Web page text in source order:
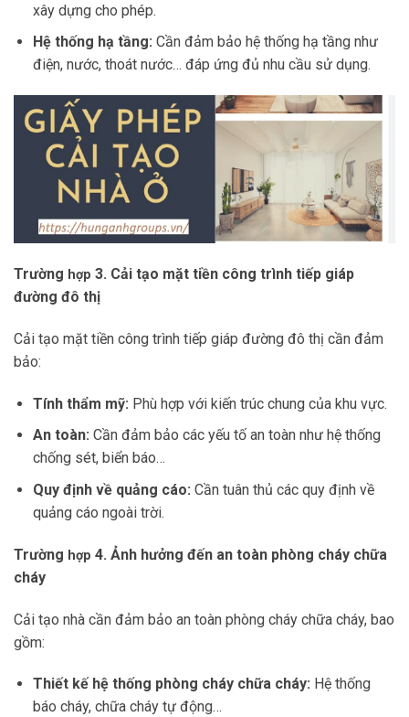
xây dựng cho phép.
Hệ thống hạ tầng: Cần đảm bảo hệ thống hạ tầng như
điện, nước, thoát nước… đáp ứng đủ nhu cầu sử dụng.
Trường hợp 3. Cải tạo mặt tiền công trình tiếp giáp
đường đô thị
Cải tạo mặt tiền công trình tiếp giáp đường đô thị cần đảm
bảo:
Tính thẩm mỹ: Phù hợp với kiến trúc chung của khu vực.
An toàn: Cần đảm bảo các yếu tố an toàn như hệ thống
chống sét, biển báo…
Quy định về quảng cáo: Cần tuân thủ các quy định về
quảng cáo ngoài trời.
Trường hợp 4. Ảnh hưởng đến an toàn phòng cháy chữa
cháy
Cải tạo nhà cần đảm bảo an toàn phòng cháy chữa cháy, bao
gồm:
Thiết kế hệ thống phòng cháy chữa cháy: Hệ thống
báo cháy, chữa cháy tự động…